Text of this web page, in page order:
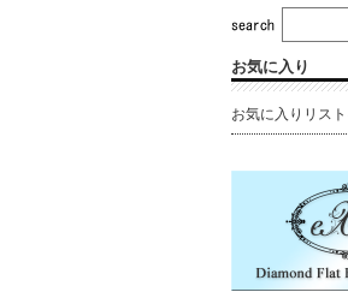
お気に入り
お気に入りリス